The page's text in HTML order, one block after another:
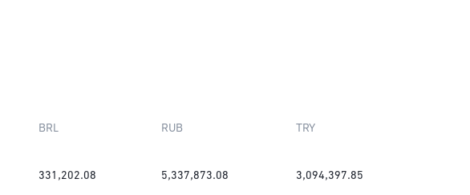
BRL RUB TRY
331,202.08 5,337,873.08 3,094,397.85